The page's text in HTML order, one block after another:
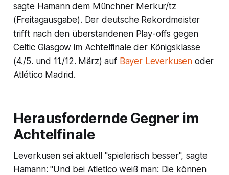
sagte Hamann dem Münchner Merkur/tz
(Freitagausgabe). Der deutsche Rekordmeister
trifft nach den überstandenen Play-offs gegen
Celtic Glasgow im Achtelfinale der Königsklasse
(4./5. und 11./12. März) auf Bayer Leverkusen oder
Atlético Madrid.
Herausfordernde Gegner im
Achtelfinale
Leverkusen sei aktuell "spielerisch besser", sagte
Hamann: "Und bei Atletico weiß man: Die können